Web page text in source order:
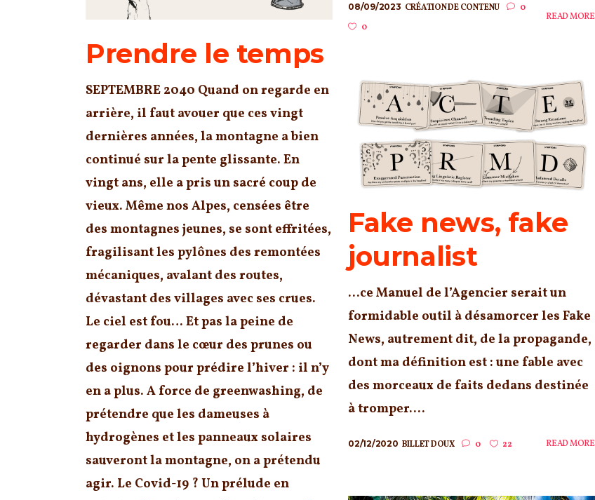
08/09/2023 CRÉATION DE CONTENU
0
0
READ MORE
Prendre le temps
SEPTEMBRE 2040 Quand on regarde en
arrière, il faut avouer que ces vingt
dernières années, la montagne a bien
continué sur la pente glissante. En
vingt ans, elle a pris un sacré coup de
vieux. Même nos Alpes, censées être
des montagnes jeunes, se sont effritées,
fragilisant les pylônes des remontées
mécaniques, avalant des routes,
dévastant des villages avec ses crues.
Le ciel est fou… Et pas la peine de
regarder dans le cœur des prunes ou
des oignons pour prédire l’hiver : il n’y
en a plus. A force de greenwashing, de
prétendre que les dameuses à
hydrogènes et les panneaux solaires
sauveront la montagne, on a prétendu
agir. Le Covid-19 ? Un prélude en
Fake news, fake
journalist
...ce Manuel de l’Agencier serait un
formidable outil à désamorcer les Fake
News, autrement dit, de la propagande,
dont ma définition est : une fable avec
des morceaux de faits dedans destinée
à tromper....
02/12/2020 BILLET DOUX 0 22 READ MORE